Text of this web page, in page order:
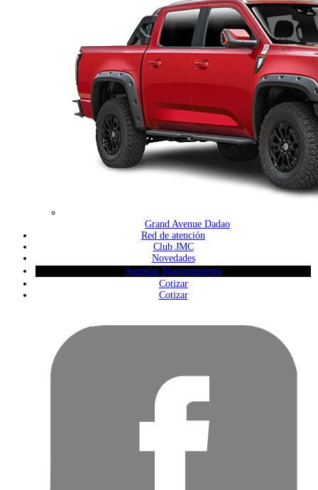
Grand Avenue Dadao
Red de atención
Club JMC
Novedades
Agendar Mantenimiento
Cotizar
Cotizar